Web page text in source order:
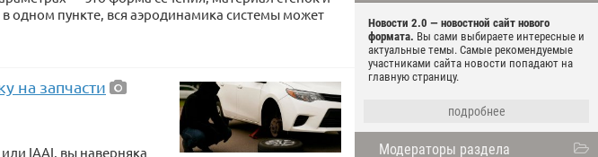
Новости 2.0 — новостной сайт нового
формата. Вы сами выбираете интересные и
актуальные темы. Самые рекомендуемые
участниками сайта новости попадают на
главную страницу.
подробнее
Модераторы раздела
одном пункте, вся аэродинамика системы может
на запчасти
IAAI, вы наверняка